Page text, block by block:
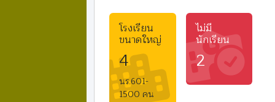
โรงเรียน
ขนาดใหญ่
4
นร.601-
1500 คน
ไม่มี
นักเรียน
2